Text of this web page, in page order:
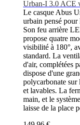
Urban-I 3.0 ACE
Le casque Abus
urbain pensé
Son feu arrière
propose quatre
visibilité à 180°,
standard. La
d'air, complétées
dispose d'une
polycarbonate sur
et lavables. La
main, et le
laisse de la place